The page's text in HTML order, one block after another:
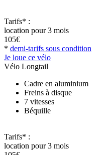
Tarifs* :
location pour 3 mois
105€
* demi-tarifs sous condition
Je loue ce vélo
Vélo Longtail
Cadre en aluminium
Freins à disque
7 vitesses
Béquille
Tarifs* :
location pour 3 mois